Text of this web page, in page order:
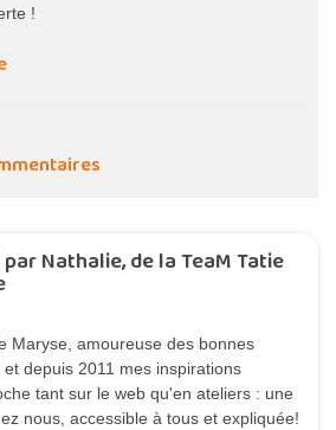
!
par Nathalie, de la TeaM Tatie
Maryse, amoureuse des bonnes
depuis 2011 mes inspirations
tant sur le web qu'en ateliers : une
nous, accessible à tous et expliquée!